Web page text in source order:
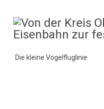
Die kleine Vogelfluglinie